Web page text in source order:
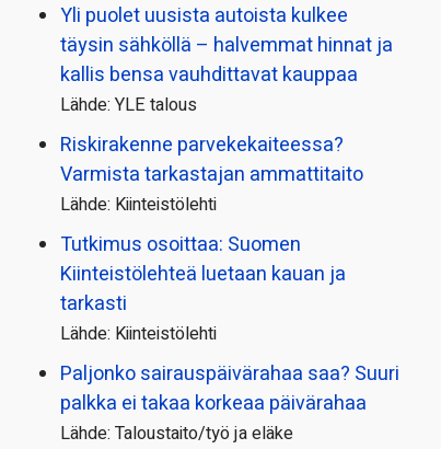
Yli puolet uusista autoista kulkee
täysin sähköllä – halvemmat hinnat ja
kallis bensa vauhdittavat kauppaa
Lähde: YLE talous
Riskirakenne parvekekaiteessa?
Varmista tarkastajan ammattitaito
Lähde: Kiinteistölehti
Tutkimus osoittaa: Suomen
Kiinteistölehteä luetaan kauan ja
tarkasti
Lähde: Kiinteistölehti
Paljonko sairauspäivä­rahaa saa? Suuri
palkka ei takaa korkeaa päivärahaa
Lähde: Taloustaito/työ ja eläke